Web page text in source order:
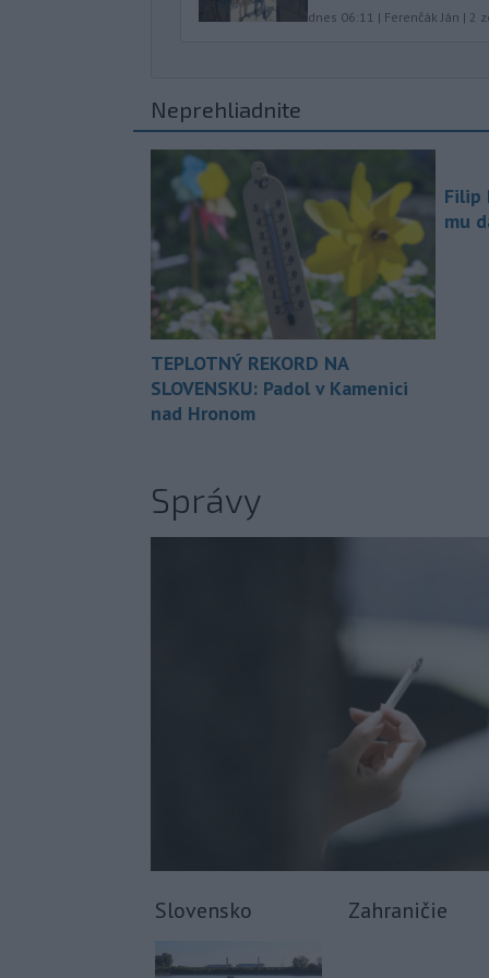
dnes 06:11 | Ferenčák Ján | 2
Neprehliadnite
TEPLOTNÝ REKORD NA
SLOVENSKU: Padol v Kamenici
nad Hronom
Filip
mu
Správy
Slovensko Zahraničie